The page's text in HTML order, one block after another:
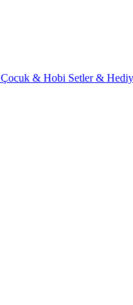
Çocuk & Hobi Setler &